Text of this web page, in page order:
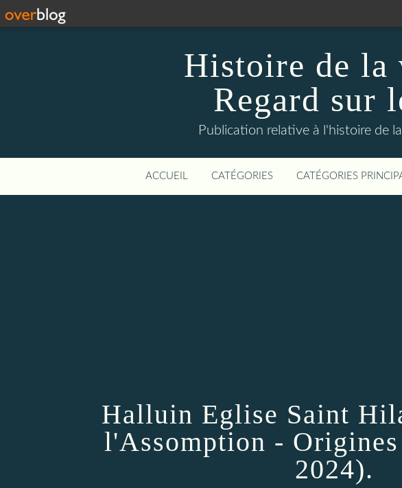
Histoire de
Regard sur
Publication relative à l'histoire de
ACCUEIL CATÉGORIES CATÉGORIES
Halluin Eglise Saint
l'Assomption -
2024).